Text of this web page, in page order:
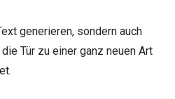
generieren, sondern auch
Tür zu einer ganz neuen Art